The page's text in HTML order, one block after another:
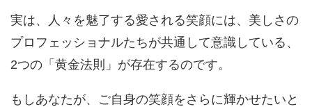
実は、人々を魅了する愛される笑顔には、美しさの
プロフェッショナルたちが共通して意識している、
2つの「黄金法則」が存在するのです。
もしあなたが、ご自身の笑顔をさらに輝かせたいと